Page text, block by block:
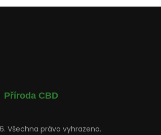
Všechna práva vyhrazena.